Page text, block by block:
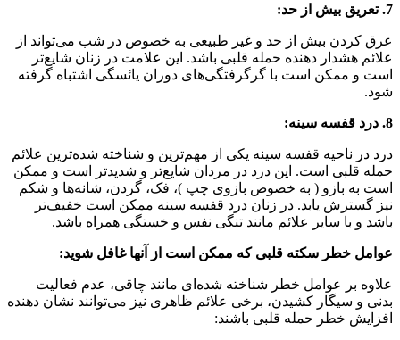
7. تعریق بیش از حد:
عرق کردن بیش از حد و غیر طبیعی به خصوص در شب می‌تواند از
علائم هشدار دهنده حمله قلبی باشد. این علامت در زنان شایع‌تر
است و ممکن است با گرگرفتگی‌های دوران یائسگی اشتباه گرفته
شود.
8. درد قفسه سینه:
درد در ناحیه قفسه سینه یکی از مهم‌ترین و شناخته شده‌ترین علائم
حمله قلبی است. این درد در مردان شایع‌تر و شدیدتر است و ممکن
است به بازو ( به خصوص بازوی چپ )، فک، گردن، شانه‌ها و شکم
نیز گسترش یابد. در زنان درد قفسه سینه ممکن است خفیف‌تر
باشد و با سایر علائم مانند تنگی نفس و خستگی همراه باشد.
عوامل خطر سکته قلبی که ممکن است از آنها غافل شوید:
علاوه بر عوامل خطر شناخته شده‌ای مانند چاقی، عدم فعالیت
بدنی و سیگار کشیدن، برخی علائم ظاهری نیز می‌توانند نشان دهنده
افزایش خطر حمله قلبی باشند: